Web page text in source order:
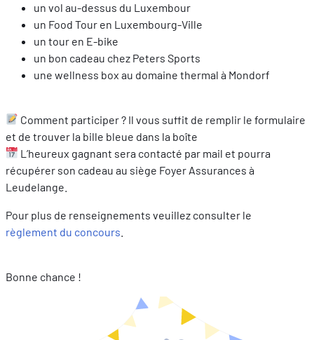
Recherche sur le site
DE
un vol au-dessus du Luxembour
un Food Tour en Luxembourg-Ville
un tour en E-bike
un bon cadeau chez Peters Sports
une wellness box au domaine thermal à Mondorf
Comment participer ? Il vous suffit de remplir le formulaire
et de trouver la bille bleue dans la boîte
L’heureux gagnant sera contacté par mail et pourra
récupérer son cadeau au siège Foyer Assurances à
Leudelange.
Pour plus de renseignements veuillez consulter le
règlement du concours
Bonne chance !